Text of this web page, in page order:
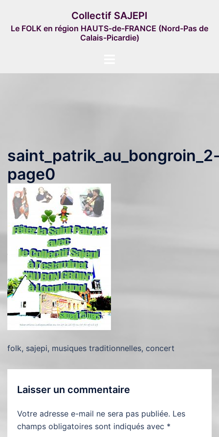
contenu
Collectif SAJEPI
Le FOLK en région HAUTS-de-FRANCE (Nord-Pas de
Calais-Picardie)
page0
folk, sajepi, musiques traditionnelles, concert
Laisser un commentaire
Votre adresse e-mail ne sera pas publiée. Les
champs obligatoires sont indiqués avec *